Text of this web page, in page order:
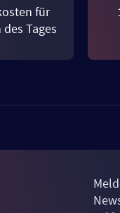
für
Tages